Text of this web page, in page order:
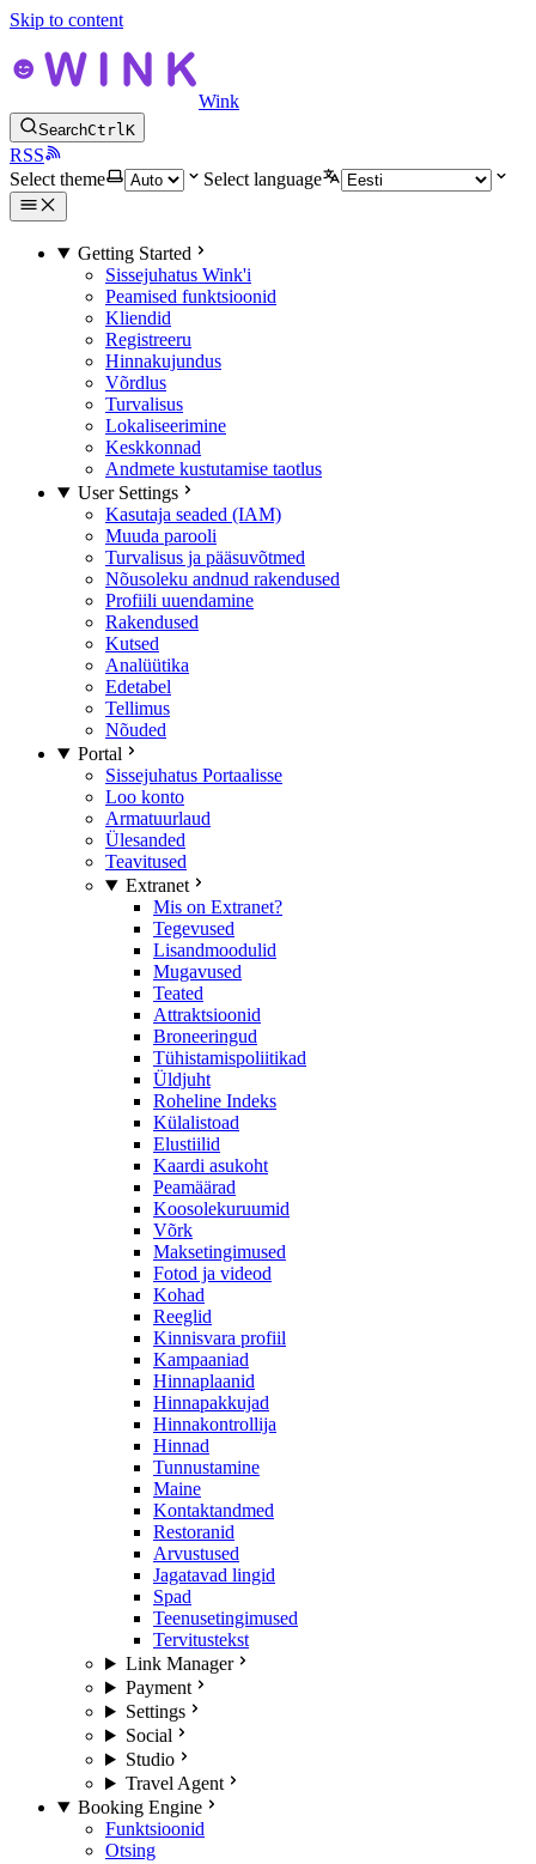
Skip to content
Wink
SearchCtrlK
RSS
Select theme
Select language
Getting Started
Sissejuhatus Wink'i
Peamised funktsioonid
Kliendid
Registreeru
Hinnakujundus
Võrdlus
Turvalisus
Lokaliseerimine
Keskkonnad
Andmete kustutamise taotlus
User Settings
Kasutaja seaded (IAM)
Muuda parooli
Turvalisus ja pääsuvõtmed
Nõusoleku andnud rakendused
Profiili uuendamine
Rakendused
Kutsed
Analüütika
Edetabel
Tellimus
Nõuded
Portal
Sissejuhatus Portaalisse
Loo konto
Armatuurlaud
Ülesanded
Teavitused
Extranet
Mis on Extranet?
Tegevused
Lisandmoodulid
Mugavused
Teated
Attraktsioonid
Broneeringud
Tühistamispoliitikad
Üldjuht
Roheline Indeks
Külalistoad
Elustiilid
Kaardi asukoht
Peamäärad
Koosolekuruumid
Võrk
Maksetingimused
Fotod ja videod
Kohad
Reeglid
Kinnisvara profiil
Kampaaniad
Hinnaplaanid
Hinnapakkujad
Hinnakontrollija
Hinnad
Tunnustamine
Maine
Kontaktandmed
Restoranid
Arvustused
Jagatavad lingid
Spad
Teenusetingimused
Tervitustekst
Link Manager
Payment
Settings
Social
Studio
Travel Agent
Booking Engine
Funktsioonid
Otsing